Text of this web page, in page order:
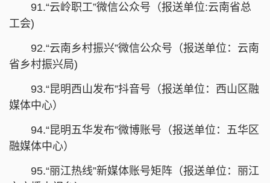
91.“云岭职工”微信公众号（报送单位:云南省总
工会)
92.“云南乡村振兴”微信公众号（报送单位：云南
省乡村振兴局)
93.“昆明西山发布”抖音号（报送单位：西山区融
媒体中心）
94.“昆明五华发布”微博账号（报送单位：五华区
融媒体中心）
95.“丽江热线”新媒体账号矩阵（报送单位：丽江